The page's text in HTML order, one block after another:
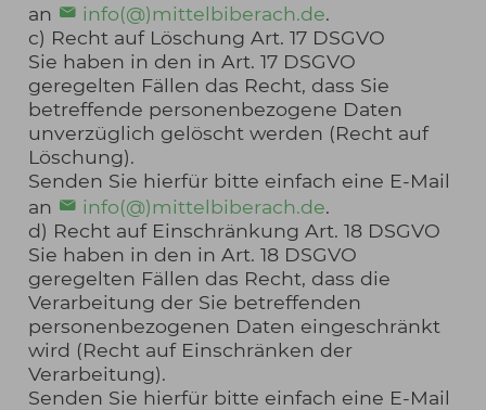
an
info(@)mittelbiberach.de.
c) Recht auf Löschung Art. 17 DSGVO
Sie haben in den in Art. 17 DSGVO
geregelten Fällen das Recht, dass Sie
betreffende personenbezogene Daten
unverzüglich gelöscht werden (Recht auf
Löschung).
Senden Sie hierfür bitte einfach eine E-Mail
an
info(@)mittelbiberach.de.
d) Recht auf Einschränkung Art. 18 DSGVO
Sie haben in den in Art. 18 DSGVO
geregelten Fällen das Recht, dass die
Verarbeitung der Sie betreffenden
personenbezogenen Daten eingeschränkt
wird (Recht auf Einschränken der
Verarbeitung).
Senden Sie hierfür bitte einfach eine E-Mail